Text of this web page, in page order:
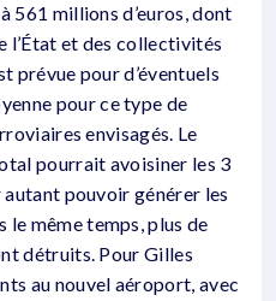
561 millions d’euros, dont
l’État et des collectivités
prévue pour d’éventuels
pour ce type de
envisagés. Le
pourrait avoisiner les 3
autant pouvoir générer les
le même temps, plus de
détruits. Pour Gilles
au nouvel aéroport, avec